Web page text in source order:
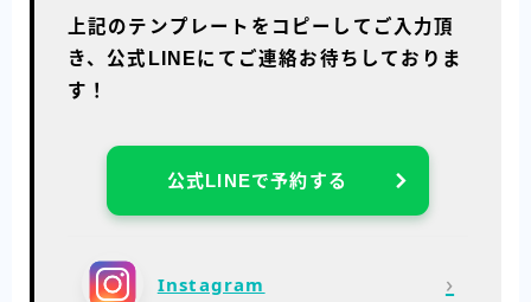
上記のテンプレートをコピーしてご入力頂
き、公式LINEにてご連絡お待ちしておりま
す！
公式LINEで予約する
Instagram ›